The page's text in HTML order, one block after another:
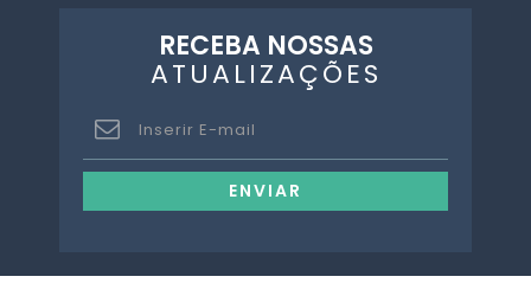
RECEBA NOSSAS
ATUALIZAÇÕES
ENVIAR